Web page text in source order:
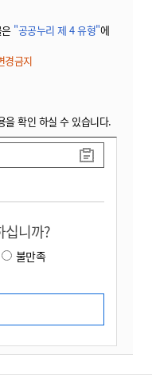
"공공누리 제 4 유형"에
경금지
확인 하실 수 있습니다.
십니까?
불만족